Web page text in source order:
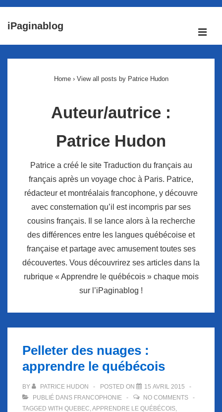
passer
iPaginablog
Home › View all posts by Patrice Hudon
Auteur/autrice :
Patrice Hudon
Patrice a créé le site Traduction du français au
français après un voyage choc à Paris. Patrice,
rédacteur et montréalais francophone, y découvre
avec consternation qu’il est incompris par ses
cousins français. Il se lance alors à la recherche
des différences entre les langues québécoise et
française et partage avec amusement toutes ses
découvertes. Vous découvrirez ses articles dans la
rubrique « Apprendre le québécois » chaque mois
sur l’iPaginablog !
Pelleter des nuages :
apprendre le québécois
BY PATRICE HUDON POSTED ON
15 AVRIL 2015
PUBLIÉ DANS FRANCOPHONIE
NO COMMENTS
TAGGED WITH QUEBEC,APPRENDRE LE QUÉBÉCOIS,